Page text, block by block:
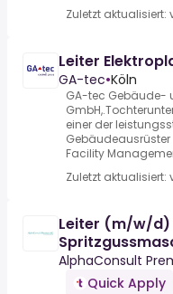
Zuletzt aktualisiert:
Leiter
GA-tec•Köln
GA-tec Gebäude-
einer der
Facility
Zuletzt aktualisiert:
Leiter (m/w/d)
AlphaConsult
Quick Apply